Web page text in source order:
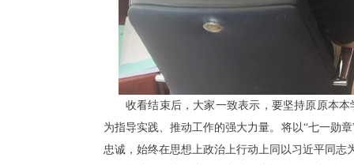
收看结束后，大家一致表示，要坚持原原本
为指导实践、推动工作的强大力量。将以“七一勋
忠诚，始终在思想上政治上行动上同以习近平同志